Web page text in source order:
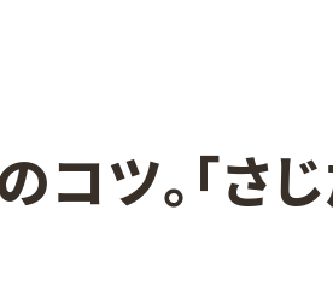
ツ。​「さじ